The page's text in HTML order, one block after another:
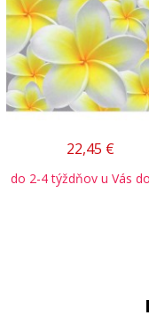
22,45 €
do 2-4 týždňov u Vás